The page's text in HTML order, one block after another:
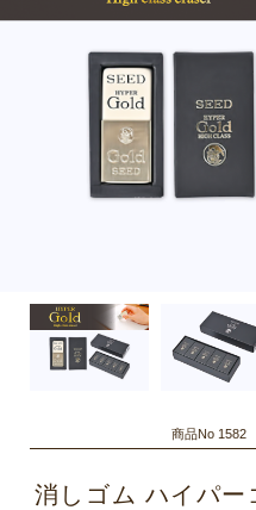
商品No
消しゴム ハイパー